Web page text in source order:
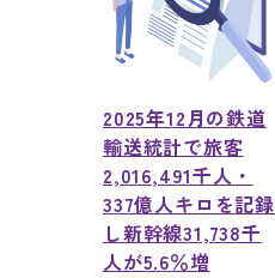
2025年12月の鉄道
輸送統計で旅客
2,016,491千人・
337億人キロを記録
し新幹線31,738千
人が5.6％増